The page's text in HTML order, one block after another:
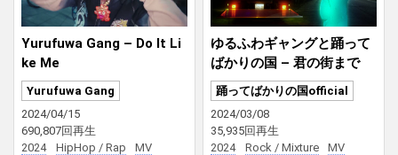
Yurufuwa Gang – Do It Li
ke Me
Yurufuwa Gang
2024/04/15
690,807回再生
2024
HipHop / Rap
MV
ゆるふわギャングと踊って
ばかりの国 – 君の街まで
踊ってばかりの国official
2024/03/08
35,935回再生
2024
Rock / Mixture
MV